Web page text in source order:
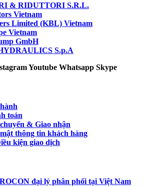
& RIDUTTORI S.R.L.
Vietnam
Limited (KBL) Vietnam
Vietnam
GmbH
S.p.A
Youtube Whatsapp Skype
toán
& Giao nhận
thông tin khách hàng
kiện giao dịch
đại lý phân phối tại Việt Nam